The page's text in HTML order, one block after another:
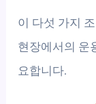
이 다섯 가지
현장에서의 운
요합니다.